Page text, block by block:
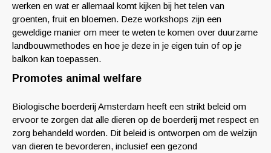
werken en wat er allemaal komt kijken bij het telen van
groenten, fruit en bloemen. Deze workshops zijn een
geweldige manier om meer te weten te komen over duurzame
landbouwmethodes en hoe je deze in je eigen tuin of op je
balkon kan toepassen.
Promotes animal welfare
Biologische boerderij Amsterdam heeft een strikt beleid om
ervoor te zorgen dat alle dieren op de boerderij met respect en
zorg behandeld worden. Dit beleid is ontworpen om de welzijn
van dieren te bevorderen, inclusief een gezond